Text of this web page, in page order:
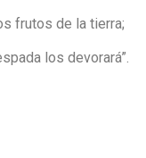
frutos de la tierra;
los devorará”.